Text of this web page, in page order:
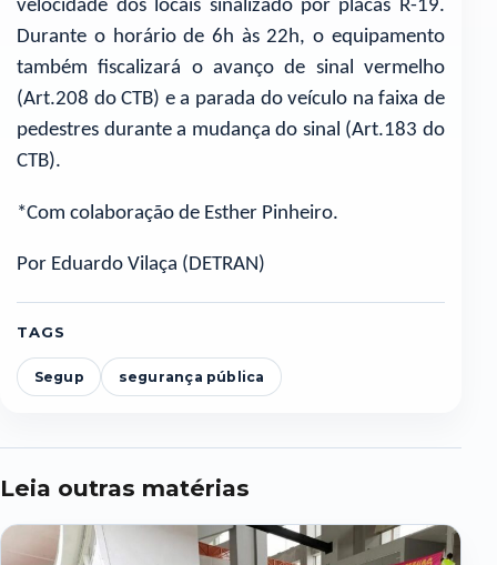
velocidade dos locais sinalizado por placas R-19.
Durante o horário de 6h às 22h, o equipamento
também fiscalizará o avanço de sinal vermelho
(Art.208 do CTB) e a parada do veículo na faixa de
pedestres durante a mudança do sinal (Art.183 do
CTB).
*Com colaboração de Esther Pinheiro.
Por Eduardo Vilaça (DETRAN)
TAGS
Segup segurança pública
Leia outras matérias